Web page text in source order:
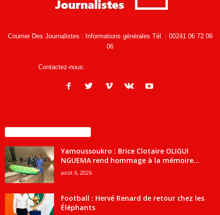
Courrier Des Journalistes : Informations générales Tél. : 00241 06 72 06
06
Contactez-nous:
Yamoussoukro : Brice Clotaire OLIGUI
NGUEMA rend hommage à la mémoire...
août 6, 2026
Football : Hervé Renard de retour chez les
Éléphants